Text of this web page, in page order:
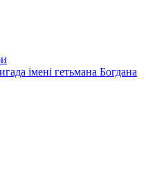
імені гетьмана Богдана